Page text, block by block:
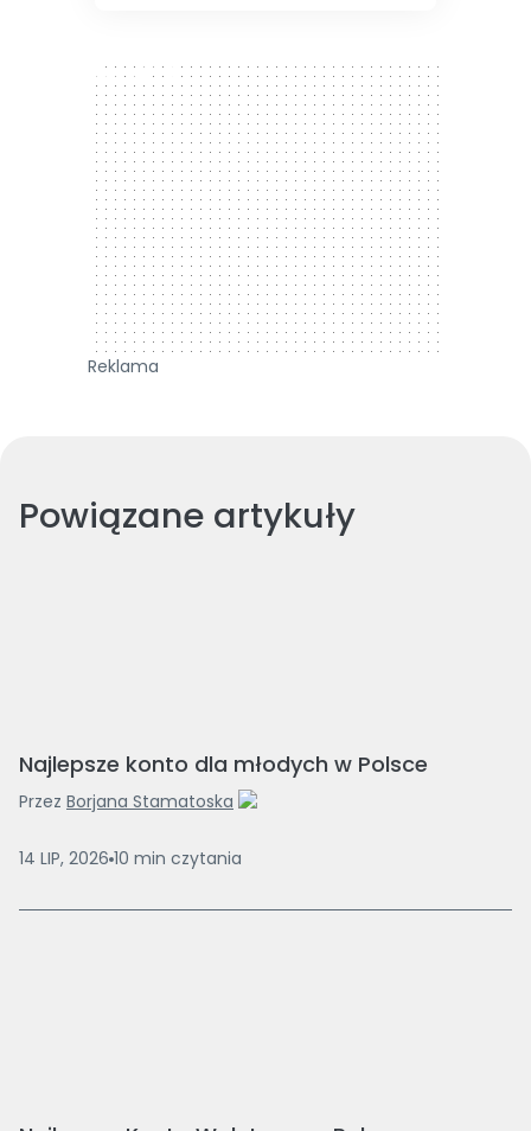
300 x 250
Reklama
Powiązane artykuły
Najlepsze konto dla młodych w Polsce
Przez Borjana Stamatoska
14 LIP, 2026 10 min czytania